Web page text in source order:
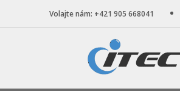
Volajte nám: +421 905 668041